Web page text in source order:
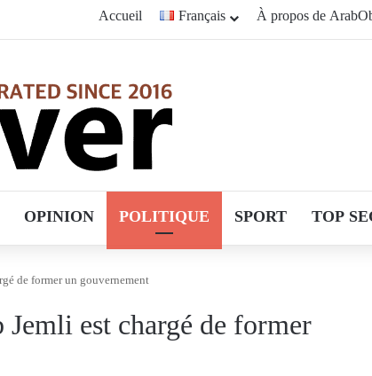
Accueil Français À propos de
OPINION POLITIQUE SPORT TOP
de former un gouvernement
est chargé de former